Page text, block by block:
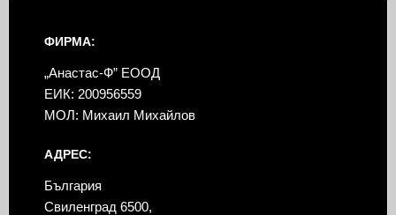
ФИРМА:
„Анастас-Ф” ЕООД
ЕИК: 200956559
МОЛ: Михаил Михайлов
АДРЕС:
България
Свиленград 6500,